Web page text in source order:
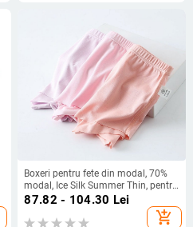
Boxeri pentru fete din modal, 70%
modal, Ice Silk Summer Thin, pentru
vârsta 3–8 ani, brand Baby Dear,
87.82 - 104.30 Lei
add_shopping_cart